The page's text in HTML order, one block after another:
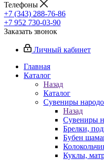
Телефоны
+7 (343) 288-76-86
+7 952 730-03-90
Заказать звонок
Личный кабинет
Главная
Каталог
Назад
Каталог
Сувениры
Назад
Сувениры
Брелки,
Бубен
Куклы,